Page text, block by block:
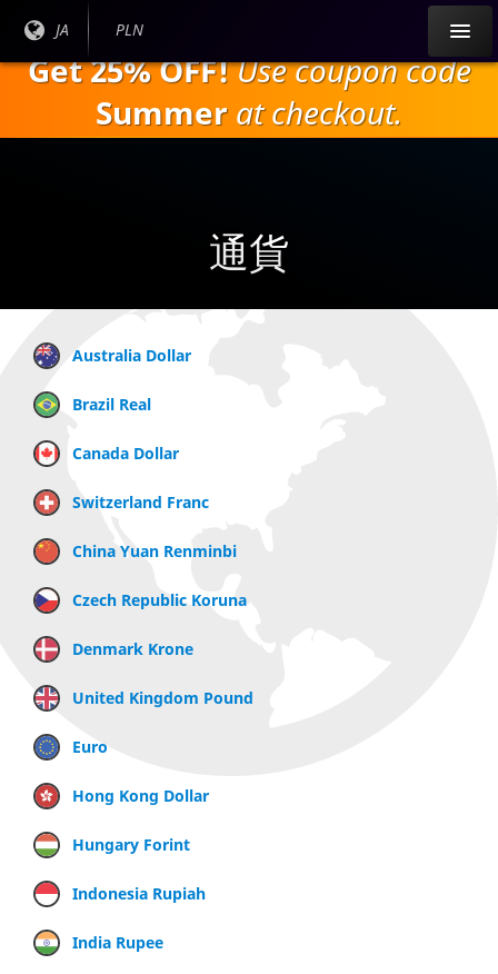
へ
キ
現在
語：
JA
現在の
PLN
Get 25% OFF!Use coupon code
Summer at checkout.
通貨
Australia Dollar
Brazil Real
Canada Dollar
Switzerland Franc
China Yuan Renminbi
Czech Republic Koruna
Denmark Krone
United Kingdom Pound
Euro
Hong Kong Dollar
Hungary Forint
Indonesia Rupiah
India Rupee